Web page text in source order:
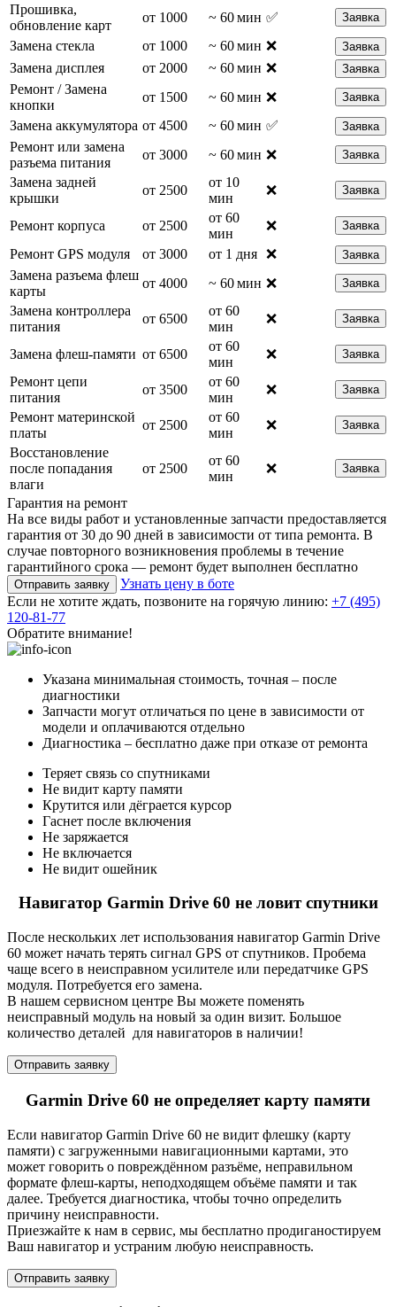
Прошивка,
обновление карт
от 1000 ~ 60 мин ✅ Заявка
Замена стекла от 1000 ~ 60 мин ❌ Заявка
Замена дисплея от 2000 ~ 60 мин ❌ Заявка
Ремонт / Замена
кнопки
от 1500 ~ 60 мин ❌ Заявка
Замена аккумулятора от 4500 ~ 60 мин ✅ Заявка
Ремонт или замена
разъема питания
от 3000 ~ 60 мин ❌ Заявка
Замена задней
крышки
от 2500
от 10
мин
❌ Заявка
Ремонт корпуса от 2500
от 60
мин
❌ Заявка
Ремонт GPS модуля от 3000 от 1 дня ❌ Заявка
Замена разъема флеш
карты
от 4000 ~ 60 мин ❌ Заявка
Замена контроллера
питания
от 6500
от 60
мин
❌ Заявка
Замена флеш-памяти от 6500
от 60
мин
❌ Заявка
Ремонт цепи
питания
от 3500
от 60
мин
❌ Заявка
Ремонт материнской
платы
от 2500
от 60
мин
❌ Заявка
Восстановление
после попадания
влаги
от 2500
от 60
мин
❌ Заявка
Гарантия на ремонт
На все виды работ и установленные запчасти предоставляется
гарантия от 30 до 90 дней в зависимости от типа ремонта. В
случае повторного возникновения проблемы в течение
гарантийного срока — ремонт будет выполнен бесплатно
Отправить заявку
Узнать цену в боте
Если не хотите ждать, позвоните на горячую линию: +7 (495)
120-81-77
Обратите внимание!
Указана минимальная стоимость, точная – после
диагностики
Запчасти могут отличаться по цене в зависимости от
модели и оплачиваются отдельно
Диагностика – бесплатно даже при отказе от ремонта
Теряет связь со спутниками
Не видит карту памяти
Крутится или дёграется курсор
Гаснет после включения
Не заряжается
Не включается
Не видит ошейник
Навигатор Garmin Drive 60 не ловит спутники
После нескольких лет использования навигатор Garmin Drive
60 может начать терять сигнал GPS от спутников. Пробема
чаще всего в неисправном усилителе или передатчике GPS
модуля. Потребуется его замена.
В нашем сервисном центре Вы можете поменять
неисправный модуль на новый за один визит. Большое
количество деталей для навигаторов в наличии!
Отправить заявку
Garmin Drive 60 не определяет карту памяти
Если навигатор Garmin Drive 60 не видит флешку (карту
памяти) с загруженными навигационными картами, это
может говорить о повреждённом разъёме, неправильном
формате флеш-карты, неподходящем объёме памяти и так
далее. Требуется диагностика, чтобы точно определить
причину неисправности.
Приезжайте к нам в сервис, мы бесплатно продиганостируем
Ваш навигатор и устраним любую неисправность.
Отправить заявку